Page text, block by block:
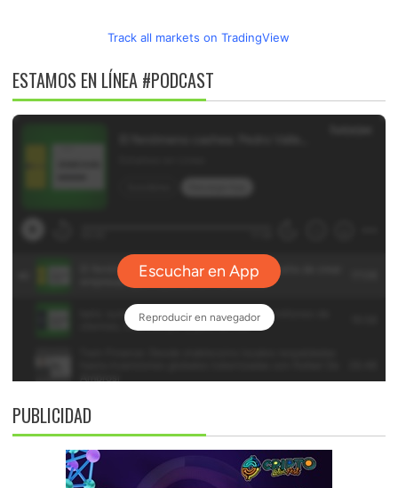
Track all markets on TradingView
ESTAMOS EN LÍNEA #PODCAST
PUBLICIDAD